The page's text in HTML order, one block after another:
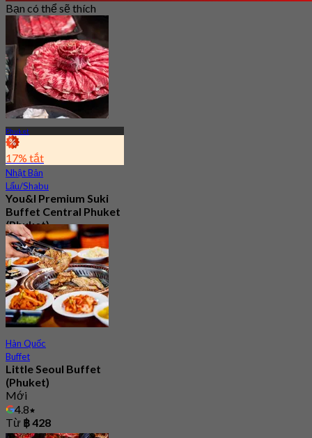
Bạn có thể sẽ thích
Phuket
17% tắt
Nhật Bản
Lẩu/Shabu
You&I Premium Suki
Buffet Central Phuket
(Phuket)
4.7
658 Đã đặt chỗ
Từ฿ 698
Hàn Quốc
Buffet
Little Seoul Buffet
(Phuket)
Mới
4.8
Từ ฿ 428